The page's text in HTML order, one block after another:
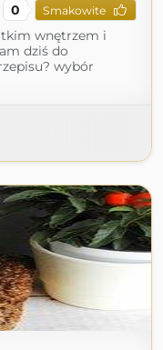
0 Smakowite
wnętrzem i
dziś do
wybór